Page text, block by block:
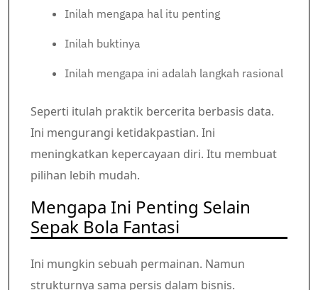
Inilah mengapa hal itu penting
Inilah buktinya
Inilah mengapa ini adalah langkah rasional
Seperti itulah praktik bercerita berbasis data.
Ini mengurangi ketidakpastian. Ini
meningkatkan kepercayaan diri. Itu membuat
pilihan lebih mudah.
Mengapa Ini Penting Selain
Sepak Bola Fantasi
Ini mungkin sebuah permainan. Namun
strukturnya sama persis dalam bisnis.